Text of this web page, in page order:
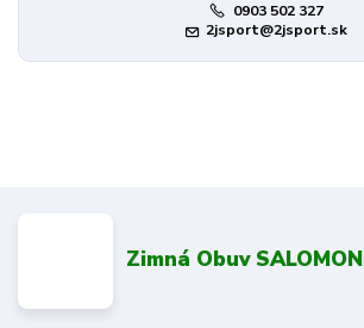
0903 502 327
2jsport@2jsport.sk
Zimná Obuv SALOMON